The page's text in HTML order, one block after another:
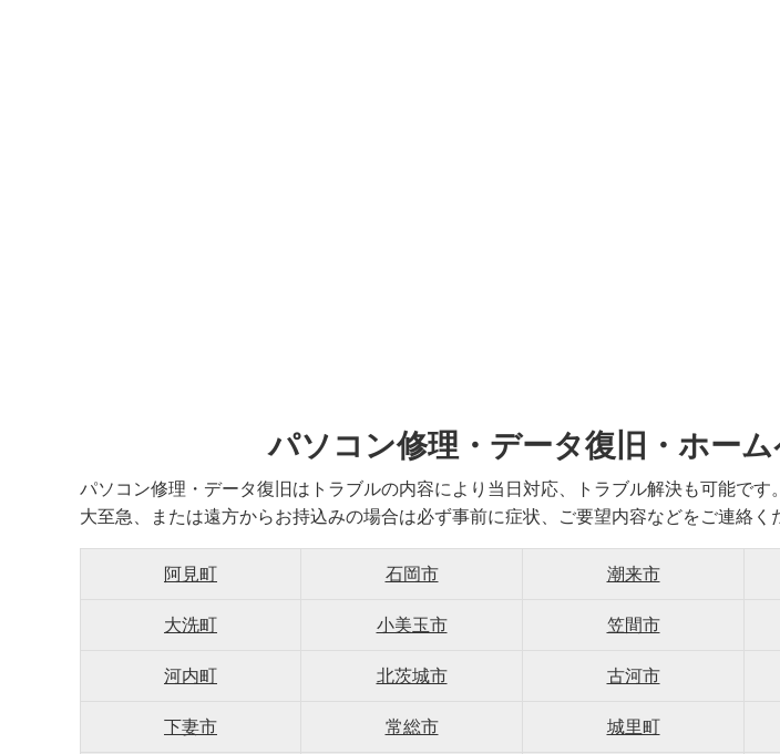
パソコン修理・データ復旧・ホー
パソコン修理・データ復旧はトラブルの内容により当日対応、トラブル解決も可能です
大至急、または遠方からお持込みの場合は必ず事前に症状、ご要望内容などをご連絡く
阿見町 石岡市 潮来市
大洗町 小美玉市 笠間市
河内町 北茨城市 古河市
下妻市 常総市 城里町